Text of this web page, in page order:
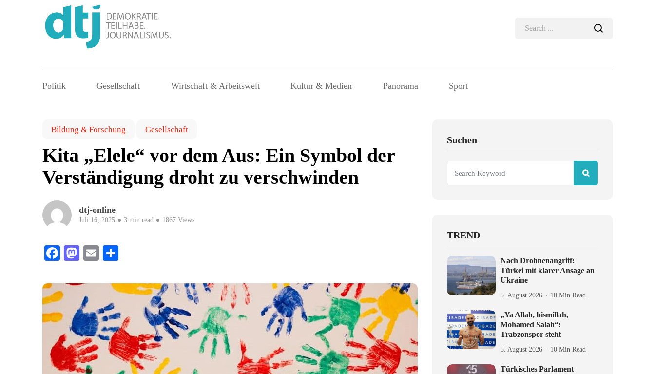
Politik Gesellschaft Wirtschaft & Arbeitswelt Kultur & Medien Panorama Sport
Bildung & Forschung Gesellschaft
Kita „Elele“ vor dem Aus: Ein Symbol der
Verständigung droht zu verschwinden
dtj-online
Juli 16, 2025 3 min read 1867 Views
Facebook
Mastodon
Email
Suchen
TREND
Nach Drohnenangriff:
Türkei mit klarer Ansage an
Ukraine
5. August 2026 10 Min Read
„Ya Allah, bismillah,
Mohamed Salah“:
Trabzonspor steht
5. August 2026 10 Min Read
Türkisches Parlament